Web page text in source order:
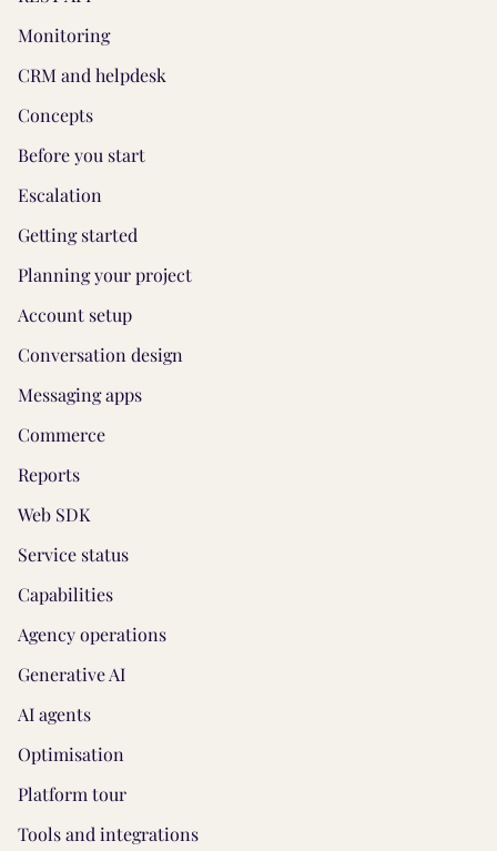
Monitoring
CRM and helpdesk
Concepts
Before you start
Escalation
Getting started
Planning your project
Account setup
Conversation design
Messaging apps
Commerce
Reports
Web SDK
Service status
Capabilities
Agency operations
Generative AI
AI agents
Optimisation
Platform tour
Tools and integrations